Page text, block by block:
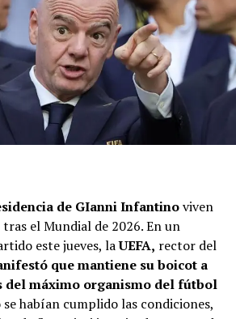
de GIanni Infantinoviven
el Mundial de 2026. En un
este jueves, laUEFA, rector del
que mantiene su boicot a
del máximo organismo del fútbol
se habían cumplido las condiciones,